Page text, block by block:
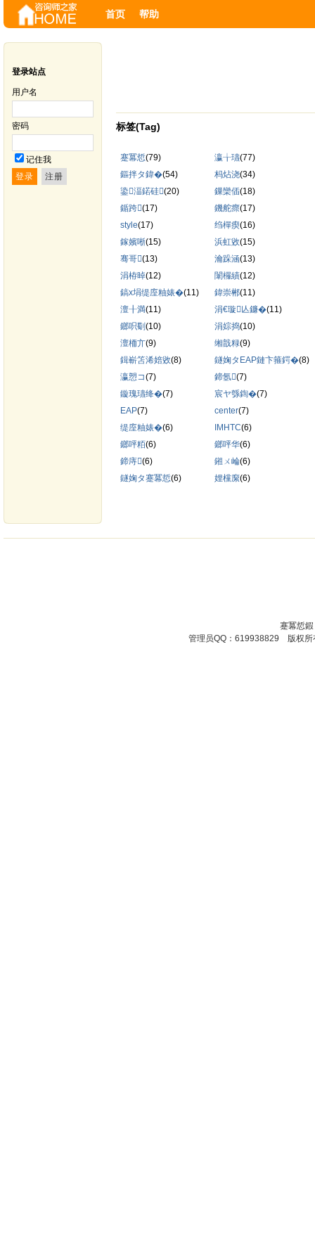
首页 帮助
登录站点
用户名
密码
记住我
标签(Tag)
蹇冪悊(79) 瀛╁瓙(77)
鏂拌タ鍏�(54) 杩炶浇(34)
鍌湢鍩硅(20) 鏁欒偛(18)
鍎跨(17) 鐖舵瘝(17)
style(17) 绉樿瘈(16)
鎵嬪唽(15) 浜虹敓(15)
骞哥(13) 瀹跺涵(13)
涓栫晫(12) 闈欏績(12)
鎬х埍缇庢粙婊�(11) 鍏崇郴(11)
澶╂満(11) 涓€璇亾鐮�(11)
鎯呮劅(10) 涓婃捣(10)
澶栭亣(9) 缃戠粶(9)
鍓嶄笘浠婄敓(8) 鐩婅タEAP鏈卞箍鍔�(8)
瀛愬コ(7) 鍗氬(7)
鏇瑰瓙绛�(7) 宸ヤ綔鍧�(7)
EAP(7) center(7)
缇庢粙婊�(6) IMHTC(6)
鎯呯粨(6) 鎯呯华(6)
鍗庤(6) 鎺ㄨ崘(6)
鐩婅タ蹇冪悊(6) 娌欓緳(6)
蹇冪悊
管理员QQ：619938829 版权